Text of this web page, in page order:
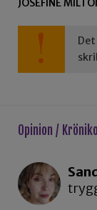
JOSEFINE
Opinion /